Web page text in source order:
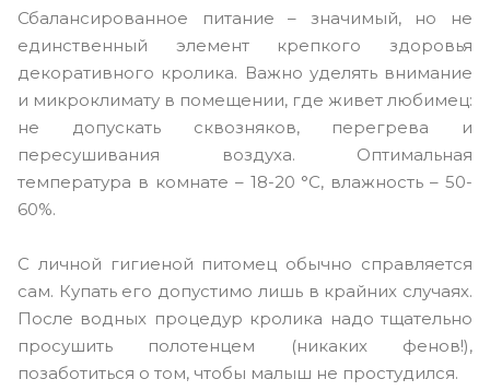
Сбалансированное питание – значимый, но не
единственный элемент крепкого здоровья
декоративного кролика. Важно уделять внимание
и микроклимату в помещении, где живет любимец:
не допускать сквозняков, перегрева и
пересушивания воздуха. Оптимальная
температура в комнате – 18-20 °С, влажность – 50-
60%.
С личной гигиеной питомец обычно справляется
сам. Купать его допустимо лишь в крайних случаях.
После водных процедур кролика надо тщательно
просушить полотенцем (никаких фенов!),
позаботиться о том, чтобы малыш не простудился.